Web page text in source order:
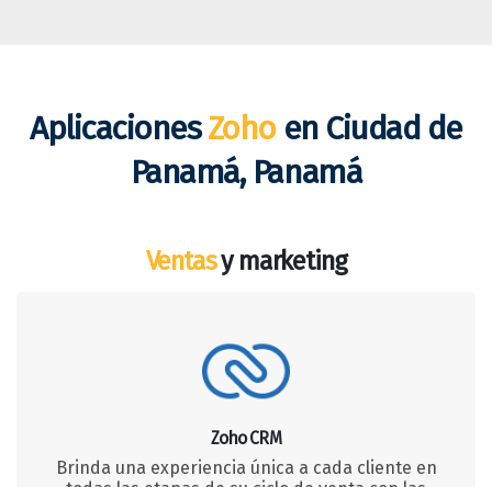
AplicacionesZohoen Ciudad de
Panamá, Panamá
Ventasy marketing
Zoho CRM
Brinda una experiencia única a cada cliente en